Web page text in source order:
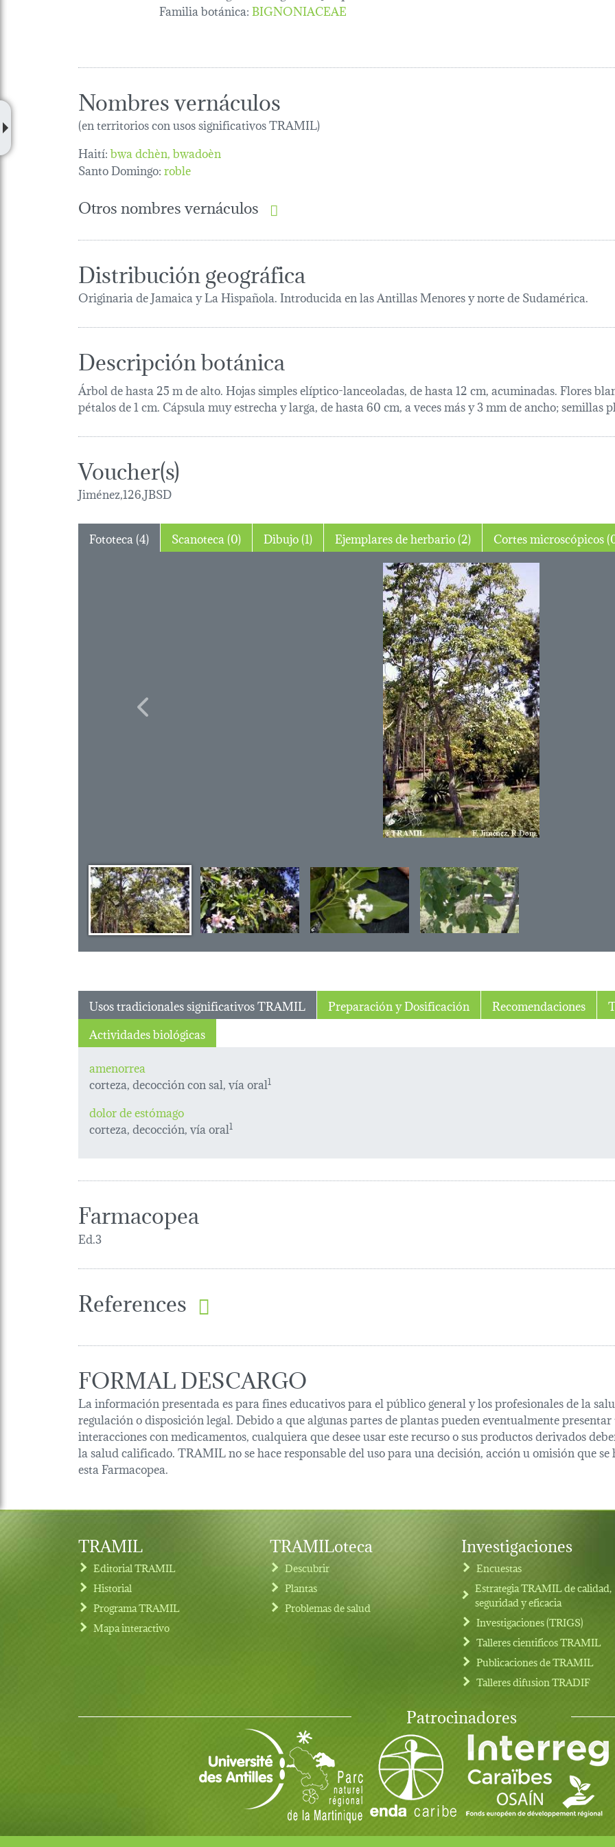
Familia botánica:BIGNONIACEAE
Nombres vernáculos
(en territorios con usos significativos TRAMIL)
Haití:bwa dchèn bwadoèn
Santo Domingo:roble
Otros nombres vernáculos
Distribución geográfica
Originaria de Jamaica y La Hispañola. Introducida en las Antillas Menores y norte de Sudamérica.
Descripción botánica
Árbol de hasta 25 m de alto. Hojas simples elíptico-lanceoladas, de hasta 12 cm, acuminadas. Flores
pétalos de 1 cm. Cápsula muy estrecha y larga, de hasta 60 cm, a veces más y 3 mm de ancho; semillas
Voucher(s)
Jiménez,126,JBSD
Fototeca (4) Scanoteca (0) Dibujo (1) Ejemplares de herbario (2) Cortes
Previous
Usos tradicionales significativos TRAMIL Preparación y Dosificación Recomendaciones
Actividades biológicas
amenorrea
corteza, decocción con sal, vía oral1
dolor de estómago
corteza, decocción, vía oral1
Farmacopea
Ed.3
References
FORMAL DESCARGO
La información presentada es para fines educativos para el público general y los profesionales de la
regulación o disposición legal. Debido a que algunas partes de plantas pueden eventualmente
interacciones con medicamentos, cualquiera que desee usar este recurso o sus productos derivados
la salud calificado. TRAMIL no se hace responsable del uso para una decisión, acción u omisión que
esta Farmacopea.
Footer menu
TRAMIL
Editorial TRAMIL
Historial
Programa TRAMIL
Mapa interactivo
TRAMILoteca
Descubrir
Plantas
Problemas de salud
Investigaciones
Encuestas
Estrategia TRAMIL de calidad,
seguridad y eficacia
Investigaciones (TRIGS)
Talleres cientificos TRAMIL
Publicaciones de TRAMIL
Talleres difusion TRADIF
Patrocinadores